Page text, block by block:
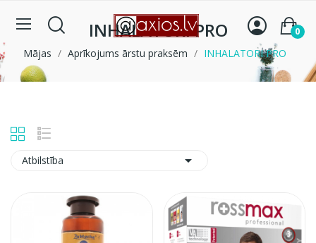
0
INHALATORI PRO
Mājas Aprīkojums ārstu praksēm INHALATORI PRO
Atbilstība 